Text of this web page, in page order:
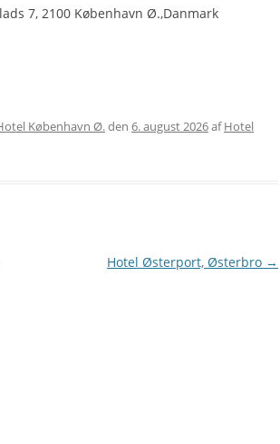
7, 2100 København Ø.,Danmark
København Ø.den 6. august 2026afHotel
Hotel Østerport, Østerbro →